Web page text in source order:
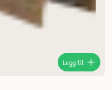
Legg til